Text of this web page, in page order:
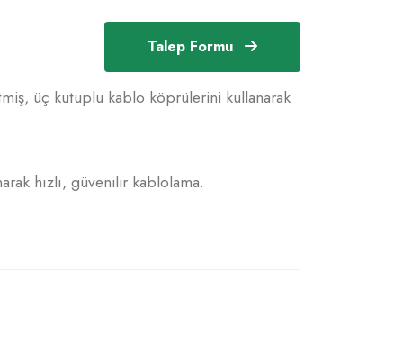
Talep Formu
üç kutuplu kablo köprülerini kullanarak
hızlı, güvenilir kablolama.